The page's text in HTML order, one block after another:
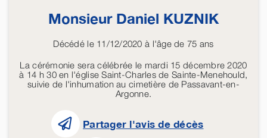
Monsieur Daniel KUZNIK
Décédé le 11/12/2020 à l'âge de 75 ans
La cérémonie sera célébrée le mardi 15 décembre 2020
à 14 h 30 en l'église Saint-Charles de Sainte-Menehould,
suivie de l'inhumation au cimetière de Passavant-en-
Argonne.
Partager l'avis de décès